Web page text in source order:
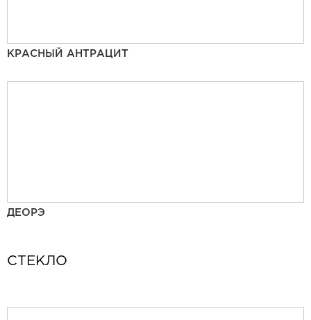
КРАСНЫЙ АНТРАЦИТ
ДЕОРЭ
СТЕКЛО